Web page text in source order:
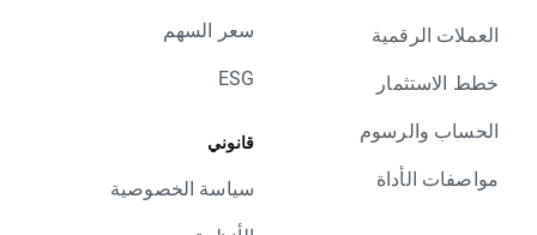
العملات الرقمية
خطط الاستثمار
الحساب والرسوم
مواصفات الأداة
سعر السهم
ESG
قانوني
سياسة الخصوصية